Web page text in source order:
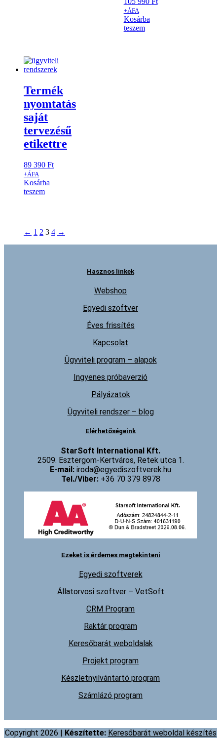
+ÁFA
Kosárba
teszem
Termék
nyomtatás
saját
tervezésű
etikettre
89 390 Ft
+ÁFA
Kosárba
teszem
← 1 2 3 4 →
Hasznos linkek
Webshop
Egyedi szoftver
Éves frissítés
Kapcsolat
Ügyviteli program – alapok
Ingyenes próbaverzió
Pályázatok
Ügyviteli rendszer – blog
Elérhetőségeink
StarSoft International Kft.
2509. Esztergom-Kertváros, Retek utca 1.
E-mail: iroda@egyediszoftverek.hu
Tel./Viber:+36 70 379 8978
Ezeket is érdemes megtekinteni
Egyedi szoftverek
Állatorvosi szoftver – VetSoft
CRM Program
Raktár program
Keresőbarát weboldalak
Projekt program
Készletnyilvántartó program
Számlázó program
Copyright 2026 | Készítette: Keresőbarát weboldal készítés